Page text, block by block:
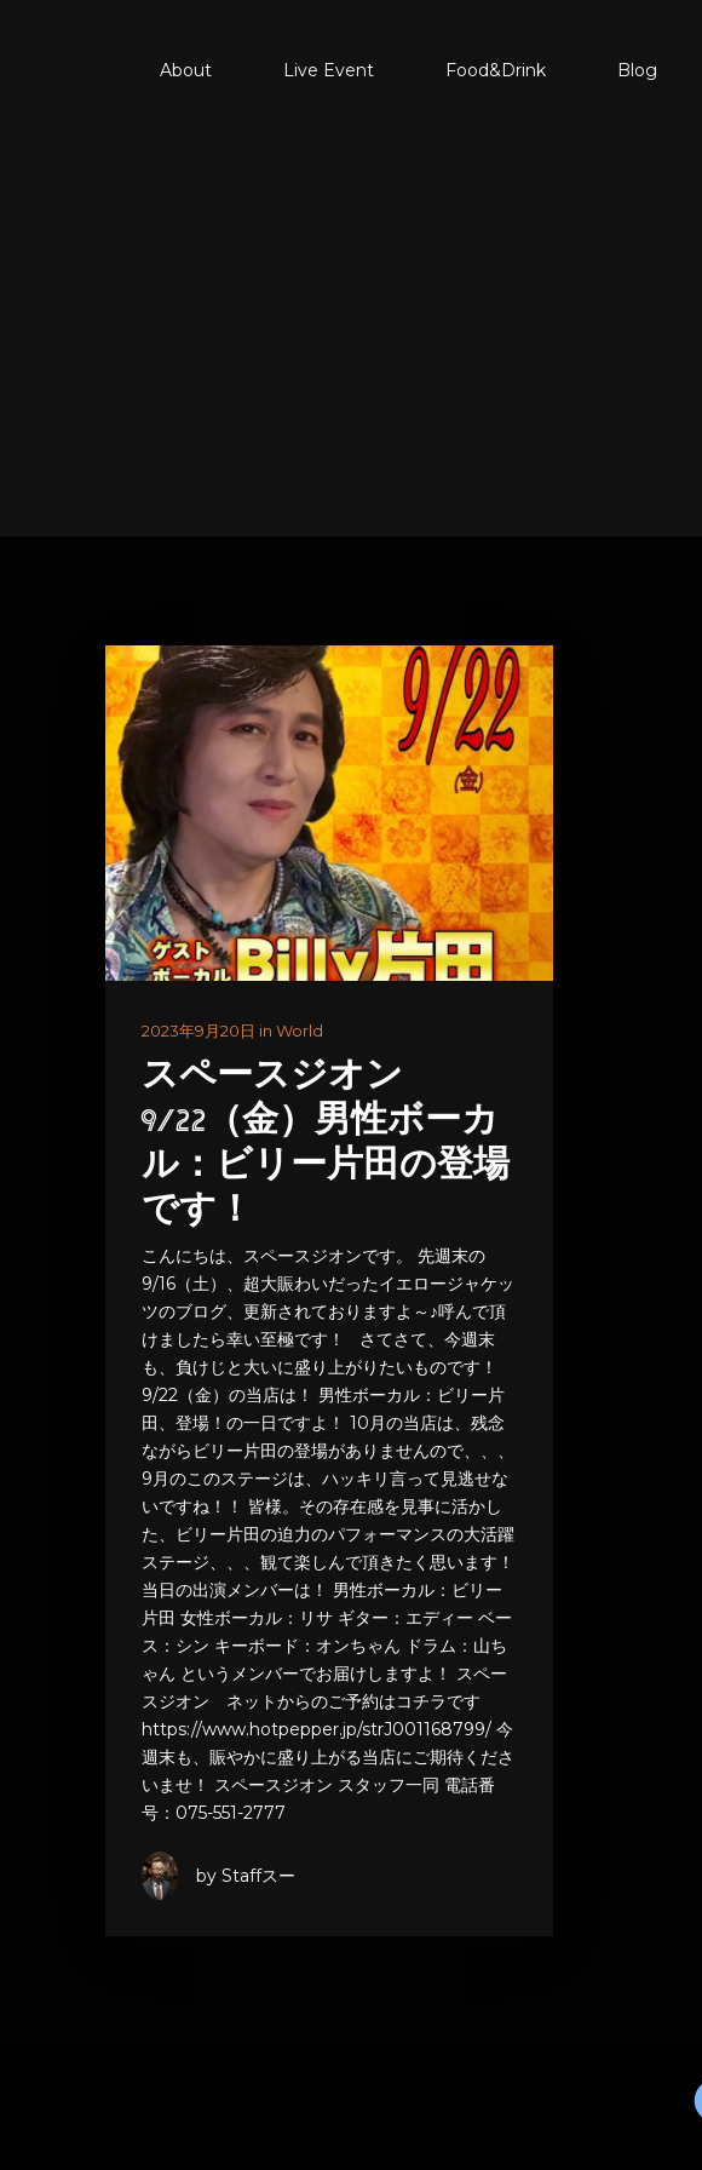
About Live Event Food&Drink Blog
2023年9月20日 in World
スペースジオン
9/22（金）男性ボーカ
ル：ビリー片田の登場
です！
こんにちは、スペースジオンです。 先週末の
9/16（土）、超大賑わいだったイエロージャケッ
ツのブログ、更新されておりますよ～♪呼んで頂
けましたら幸い至極です！ さてさて、今週末
も、負けじと大いに盛り上がりたいものです！
9/22（金）の当店は！ 男性ボーカル：ビリー片
田、登場！の一日ですよ！ 10月の当店は、残念
ながらビリー片田の登場がありませんので、、、
9月のこのステージは、ハッキリ言って見逃せな
いですね！！ 皆様。その存在感を見事に活かし
た、ビリー片田の迫力のパフォーマンスの大活躍
ステージ、、、観て楽しんで頂きたく思います！
当日の出演メンバーは！ 男性ボーカル：ビリー
片田 女性ボーカル：リサ ギター：エディー ベー
ス：シン キーボード：オンちゃん ドラム：山ち
ゃん というメンバーでお届けしますよ！ スペー
スジオン ネットからのご予約はコチラです
https://www.hotpepper.jp/strJ001168799/ 今
週末も、賑やかに盛り上がる当店にご期待くださ
いませ！ スペースジオン スタッフ一同 電話番
号：075-551-2777
by Staffスー